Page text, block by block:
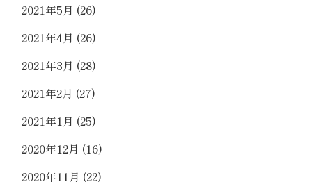
2021年5月 (26)
2021年4月 (26)
2021年3月 (28)
2021年2月 (27)
2021年1月 (25)
2020年12月 (16)
2020年11月 (22)